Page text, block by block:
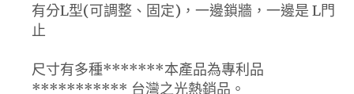
有分L型(可調整、固定)，一邊鎖牆，一邊是 L門
止
尺寸有多種*******本產品為專利品
*********** 台灣之光熱銷品。